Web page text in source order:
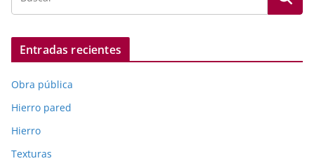
Entradas recientes
Obra pública
Hierro pared
Hierro
Texturas